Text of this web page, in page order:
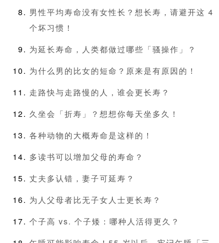
男性平均寿命没有女性长？想长寿，请避开这 4
个坏习惯！
为延长寿命，人类都做过哪些「骚操作」？
为什么男的比女的短命？原来是有原因的！
走路快与走路慢的人，谁会更长寿？
久坐会「折寿」？想想你每天坐多久！
各种动物的大概寿命是这样的！
多读书可以增加父母的寿命？
丈夫多认错，妻子可延寿？
为人父母者比无子女人士更长寿？
个子高 vs. 个子矮：哪种人活得更久？